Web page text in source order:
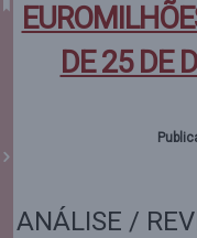
DE 25 DE
ANÁLISE /